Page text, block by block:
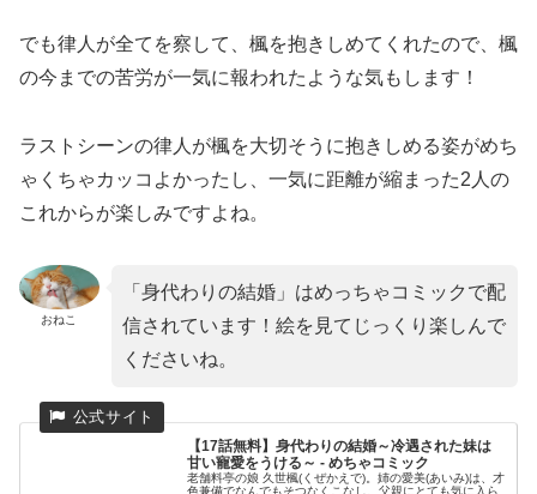
でも律人が全てを察して、楓を抱きしめてくれたので、楓
の今までの苦労が一気に報われたような気もします！
ラストシーンの律人が楓を大切そうに抱きしめる姿がめち
ゃくちゃカッコよかったし、一気に距離が縮まった2人の
これからが楽しみですよね。
おねこ
「身代わりの結婚」はめっちゃコミックで配
信されています！絵を見てじっくり楽しんで
くださいね。
【17話無料】身代わりの結婚～冷遇された妹は
甘い寵愛をうける～ - めちゃコミック
老舗料亭の娘 久世楓(くぜかえで)。姉の愛美(あいみ)は、才
色兼備でなんでもそつなくこなし、父親にとても気に入ら